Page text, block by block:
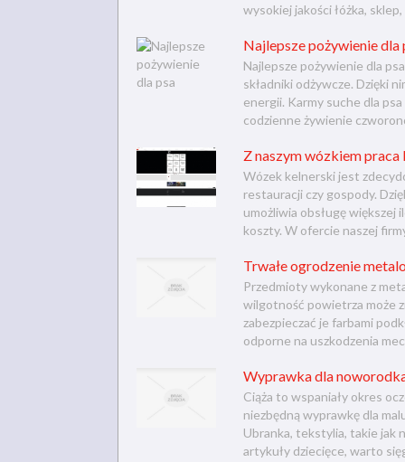
wysokiej jakości łóżka,
Najlepsze pożywienie dla
Najlepsze pożywienie dla
składniki odżywcze. Dzięki
energii. Karmy suche dla
codzienne żywienie
Z naszym wózkiem praca
Wózek kelnerski jest
restauracji czy gospody.
umożliwia obsługę większej
koszty. W ofercie naszej
Trwałe ogrodzenie
Przedmioty wykonane z
wilgotność powietrza może
zabezpieczać je farbami
odporne na uszkodzenia
Wyprawka dla
Ciąża to wspaniały okres
niezbędną wyprawkę dla
Ubranka, tekstylia, takie jak
artykuły dziecięce, warto